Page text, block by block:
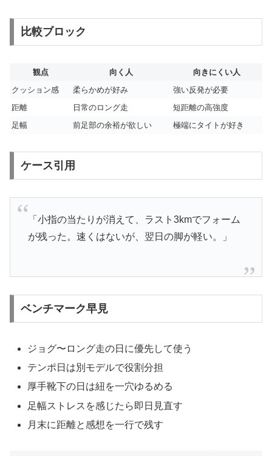
比較ブロック
観点 向く人
向きにくい人
クッション感
柔らかめが好み
強い反発が必要
距離
日常のロング走
短距離の高強度
足幅
前足部の余裕が欲しい 極端にタイトが好き
ケース引用
「小指の当たりが消えて、ラスト3kmでフォーム
が残った。速くはないが、翌日の脚が軽い。」
ベンチマーク早見
ジョグ〜ロング走の日に優先して使う
テンポ日は別モデルで役割分担
厚手靴下の日は紐を一穴ゆるめる
足幅ストレスを感じたら即日見直す
月末に距離と感想を一行で残す